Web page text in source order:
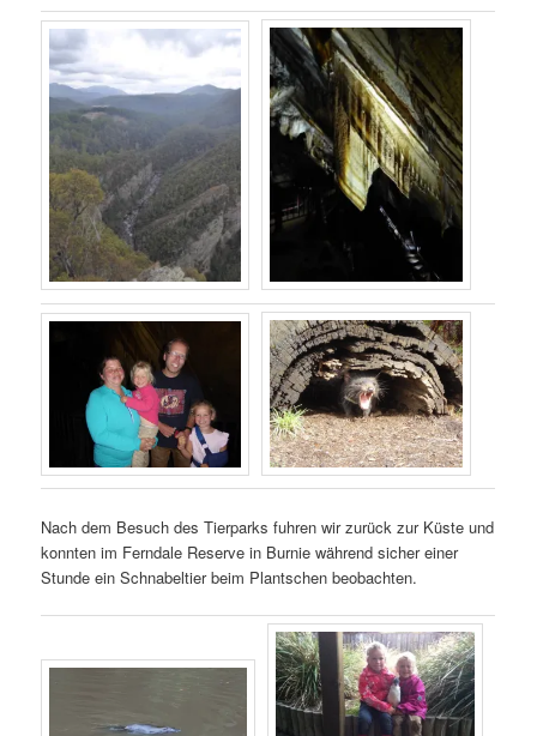
Nach dem Besuch des Tierparks fuhren wir zurück zur Küste und
konnten im Ferndale Reserve in Burnie während sicher einer
Stunde ein Schnabeltier beim Plantschen beobachten.